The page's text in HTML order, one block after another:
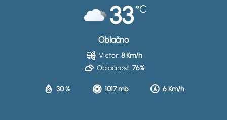
33°C
Oblačno
30 % 1017 mb 6 Km/h
Vietor: 8 Km/h
Oblačnosť: 76%